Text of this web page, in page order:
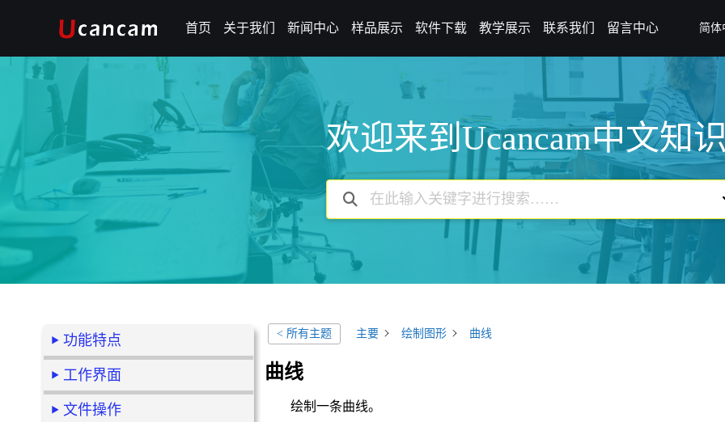
首页 关于我们 新闻中心 样品展示 软件下载 教学展示 联系我们 留言中心 简体
欢迎来到Ucancam中文知
功能特点
工作界面
文件操作
< 所有主题 主要 绘制图形 曲线
曲线
绘制一条曲线。